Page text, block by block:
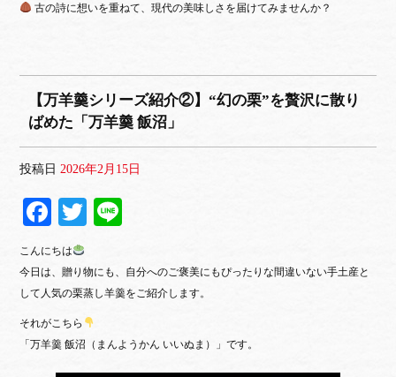
古の詩に想いを重ねて、現代の美味しさを届けてみませんか？
【万羊羹シリーズ紹介②】“幻の栗”を贅沢に散り
ばめた「万羊羹 飯沼」
投稿日 2026年2月15日
Fa
ce
bo
ok
T
tte
r
こんにちは
今日は、贈り物にも、自分へのご褒美にもぴったりな間違いない手土産と
して人気の栗蒸し羊羹をご紹介します。
それがこちら
「万羊羹 飯沼（まんようかん いいぬま）」です。